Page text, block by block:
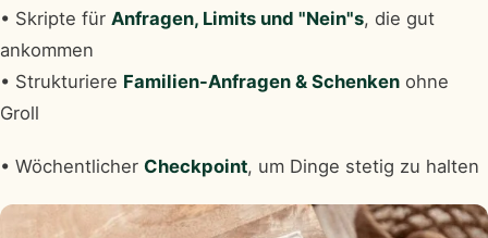
• Skripte für Anfragen, Limits und "Nein"s, die gut
ankommen
• Strukturiere Familien-Anfragen & Schenken ohne
Groll
• Wöchentlicher Checkpoint, um Dinge stetig zu halten